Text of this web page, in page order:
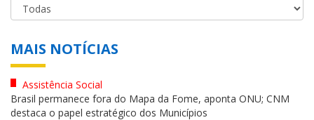
MAIS NOTÍCIAS
Assistência Social
Brasil permanece fora do Mapa da Fome, aponta ONU; CNM
destaca o papel estratégico dos Municípios